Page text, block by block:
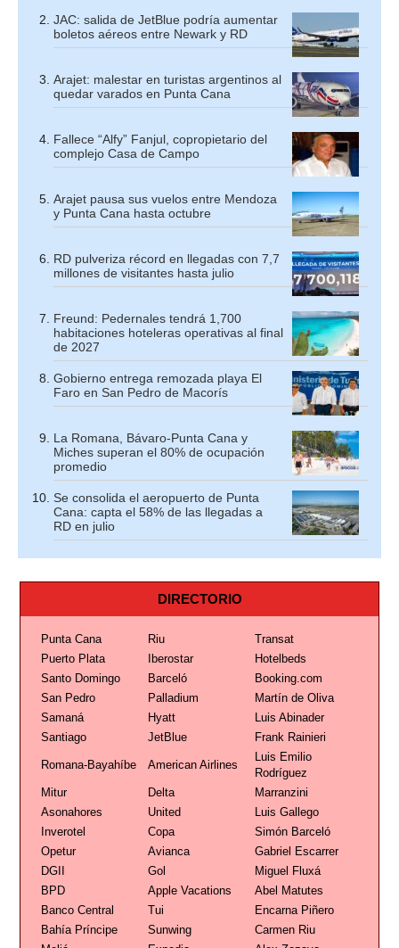
JAC: salida de JetBlue podría aumentar
boletos aéreos entre Newark y RD
Arajet: malestar en turistas argentinos al
quedar varados en Punta Cana
Fallece “Alfy” Fanjul, copropietario del
complejo Casa de Campo
Arajet pausa sus vuelos entre Mendoza
y Punta Cana hasta octubre
RD pulveriza récord en llegadas con 7,7
millones de visitantes hasta julio
Freund: Pedernales tendrá 1,700
habitaciones hoteleras operativas al final
de 2027
Gobierno entrega remozada playa El
Faro en San Pedro de Macorís
La Romana, Bávaro-Punta Cana y
Miches superan el 80% de ocupación
promedio
Se consolida el aeropuerto de Punta
Cana: capta el 58% de las llegadas a
RD en julio
DIRECTORIO
Punta Cana Riu
Transat
Puerto Plata
Iberostar
Hotelbeds
Santo Domingo
Barceló
Booking.com
San Pedro
Palladium
Martín de Oliva
Samaná
Hyatt
Luis Abinader
Santiago
JetBlue Frank Rainieri
Romana-Bayahíbe American Airlines
Luis Emilio
Rodríguez
Mitur
Delta
Marranzini
Asonahores
United
Luis Gallego
Inverotel
Copa
Simón Barceló
Opetur
Avianca
Gabriel Escarrer
DGII
Gol
Miguel Fluxá
BPD
Apple Vacations
Abel Matutes
Banco Central
Tui
Encarna Piñero
Bahía Príncipe
Sunwing
Carmen Riu